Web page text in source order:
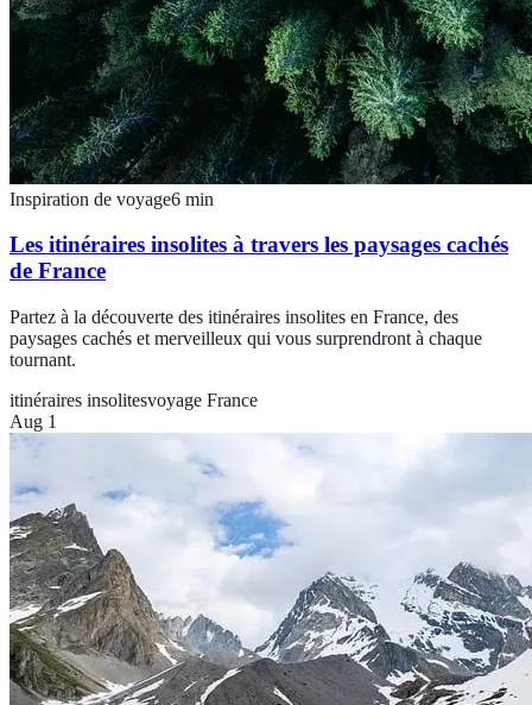
Inspiration de voyage6 min
Les itinéraires insolites à travers les paysages cachés
de France
Partez à la découverte des itinéraires insolites en France, des
paysages cachés et merveilleux qui vous surprendront à chaque
tournant.
itinéraires insolitesvoyage France
Aug 1